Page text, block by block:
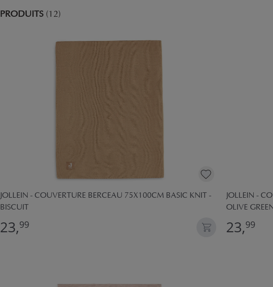
PRODUITS (12)
JOLLEIN - COUVERTURE BERCEAU 75X100CM BASIC KNIT -
BISCUIT
23,99
JOLLEIN -
OLIVE GREEN
23,99